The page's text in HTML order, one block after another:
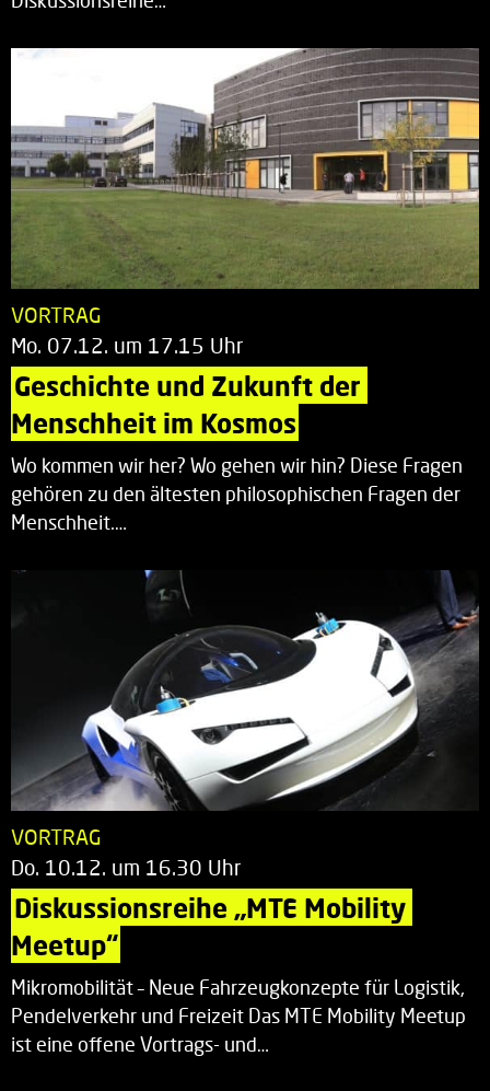
VORTRAG
Mo. 07.12. um 17.15 Uhr
Geschichte und Zukunft der
Menschheit im Kosmos
Wo kommen wir her? Wo gehen wir hin? Diese Fragen
gehören zu den ältesten philosophischen Fragen der
Menschheit.…
VORTRAG
Do. 10.12. um 16.30 Uhr
Diskussionsreihe „MTE Mobility
Meetup“
Mikromobilität – Neue Fahrzeugkonzepte für Logistik,
Pendelverkehr und Freizeit Das MTE Mobility Meetup
ist eine offene Vortrags- und…